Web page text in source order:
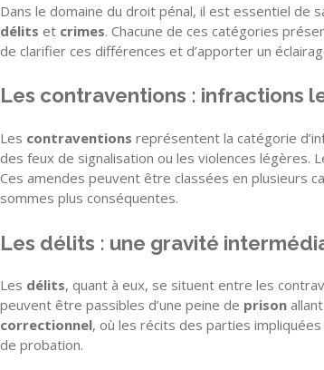
Dans le domaine du droit pénal, il est essentiel de
délits et crimes. Chacune de ces catégories
de clarifier ces différences et d’apporter un
Les contraventions : infractions
Les contraventions représentent la catégorie
des feux de signalisation ou les violences légères.
Ces amendes peuvent être classées en plusieurs
sommes plus conséquentes.
Les délits : une gravité
Les délits, quant à eux, se situent entre les
peuvent être passibles d’une peine de prison
correctionnel, où les récits des parties
de probation.